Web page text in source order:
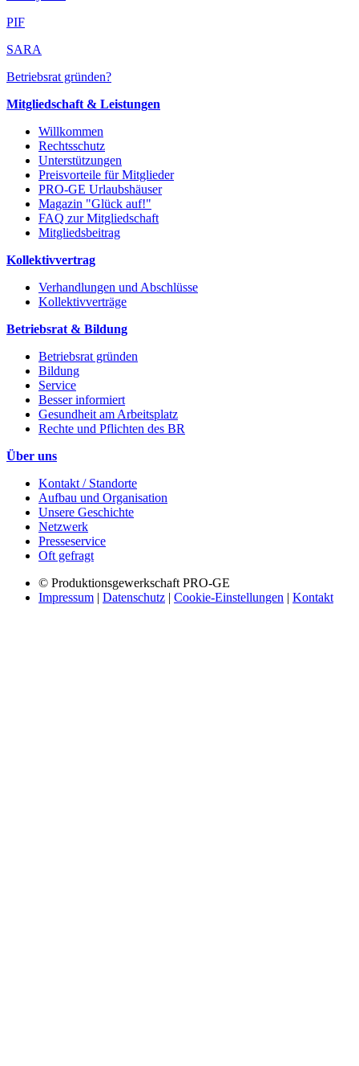
PIF
SARA
Betriebsrat gründen?
Mitgliedschaft & Leistungen
Willkommen
Rechtsschutz
Unterstützungen
Preisvorteile für Mitglieder
PRO-GE Urlaubshäuser
Magazin "Glück auf!"
FAQ zur Mitgliedschaft
Mitgliedsbeitrag
Kollektivvertrag
Verhandlungen und Abschlüsse
Kollektivverträge
Betriebsrat & Bildung
Betriebsrat gründen
Bildung
Service
Besser informiert
Gesundheit am Arbeitsplatz
Rechte und Pflichten des BR
Über uns
Kontakt / Standorte
Aufbau und Organisation
Unsere Geschichte
Netzwerk
Presseservice
Oft gefragt
© Produktionsgewerkschaft PRO-GE
Impressum | Datenschutz | Cookie-Einstellungen | Kontakt